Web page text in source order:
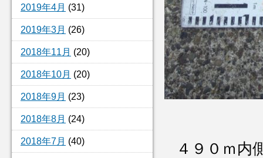
2019年4月 (31)
2019年3月 (26)
2018年11月 (20)
2018年10月 (20)
2018年9月 (23)
2018年8月 (24)
2018年7月 (40) ４９０ｍ